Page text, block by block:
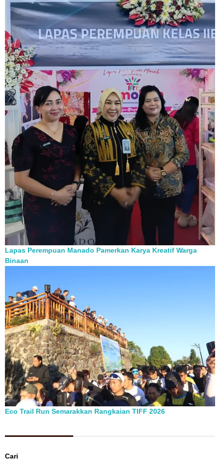
Lapas Perempuan Manado Pamerkan Karya Kreatif Warga
Binaan
Eco Trail Run Semarakkan Rangkaian TIFF 2026
Cari